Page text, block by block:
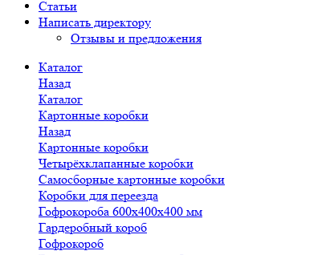
Статьи
Написать директору
Отзывы и предложения
Каталог
Назад
Каталог
Картонные коробки
Назад
Картонные коробки
Четырёхклапанные коробки
Самосборные картонные коробки
Коробки для переезда
Гофрокороба 600х400х400 мм
Гардеробный короб
Гофрокороб